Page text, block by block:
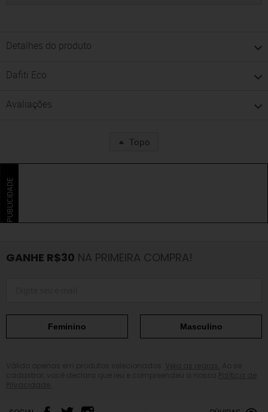
Detalhes do produto
Dafiti Eco
Avaliações
Topo
PUBLICIDADE
GANHE R$30 NA PRIMEIRA COMPRA!
Feminino Masculino